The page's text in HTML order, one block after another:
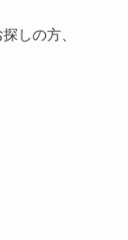
しの方、